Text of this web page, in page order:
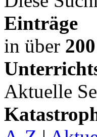
Einträge
in über
Aktuelle